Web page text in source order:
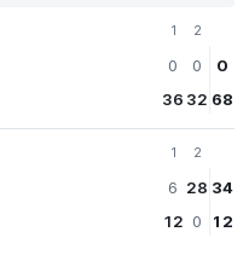
1
0
36
2
0
32
0
68
1
6
12
2
28
0
34
12